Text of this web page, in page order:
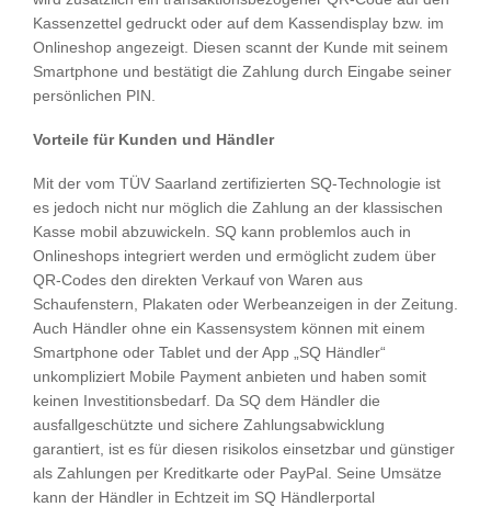
Kassenzettel gedruckt oder auf dem Kassendisplay bzw. im
Onlineshop angezeigt. Diesen scannt der Kunde mit seinem
Smartphone und bestätigt die Zahlung durch Eingabe seiner
persönlichen PIN.
Vorteile für Kunden und Händler
Mit der vom TÜV Saarland zertifizierten SQ-Technologie ist
es jedoch nicht nur möglich die Zahlung an der klassischen
Kasse mobil abzuwickeln. SQ kann problemlos auch in
Onlineshops integriert werden und ermöglicht zudem über
QR-Codes den direkten Verkauf von Waren aus
Schaufenstern, Plakaten oder Werbeanzeigen in der Zeitung.
Auch Händler ohne ein Kassensystem können mit einem
Smartphone oder Tablet und der App „SQ Händler“
unkompliziert Mobile Payment anbieten und haben somit
keinen Investitionsbedarf. Da SQ dem Händler die
ausfallgeschützte und sichere Zahlungsabwicklung
garantiert, ist es für diesen risikolos einsetzbar und günstiger
als Zahlungen per Kreditkarte oder PayPal. Seine Umsätze
kann der Händler in Echtzeit im SQ Händlerportal